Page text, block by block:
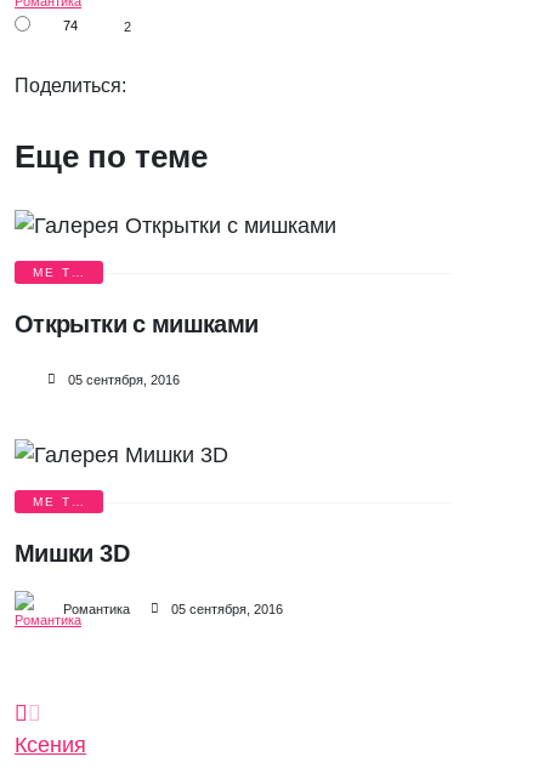
74 2
Поделиться:
Еще по теме
ME TO
Открытки с мишками
05 сентября, 2016
ME TO
Мишки 3D
Романтика 05 сентября, 2016
Ксения